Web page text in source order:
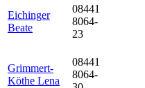
Eichinger
Beate
08441
8064-
23
Grimmert-
Köthe Lena
08441
8064-